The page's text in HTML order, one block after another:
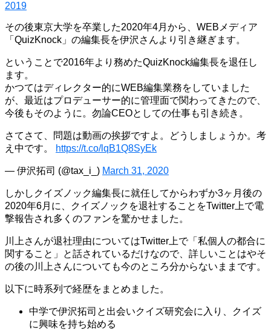
2019
その後東京大学を卒業した2020年4月から、WEBメディア
「QuizKnock」の編集長を伊沢さんより引き継ぎます。
ということで2016年より務めたQuizKnock編集長を退任し
ます。
かつてはディレクター的にWEB編集業務をしていました
が、最近はプロデューサー的に管理面で関わってきたので、
今後もそのように。勿論CEOとしての仕事も引き続き。
さてさて、問題は動画の挨拶ですよ。どうしましょうか。考
え中です。
https://t.co/lqB1Q8SyEk
— 伊沢拓司 (@tax_i_) March 31, 2020
しかしクイズノック編集長に就任してからわずか3ヶ月後の
2020年6月に、クイズノックを退社することをTwitter上で電
撃報告され多くのファンを驚かせました。
川上さんが退社理由についてはTwitter上で「私個人の都合に
関すること」と話されているだけなので、詳しいことはやそ
の後の川上さんについても今のところ分からないままです。
以下に時系列で経歴をまとめました。
中学で伊沢拓司と出会いクイズ研究会に入り、クイズ
に興味を持ち始める